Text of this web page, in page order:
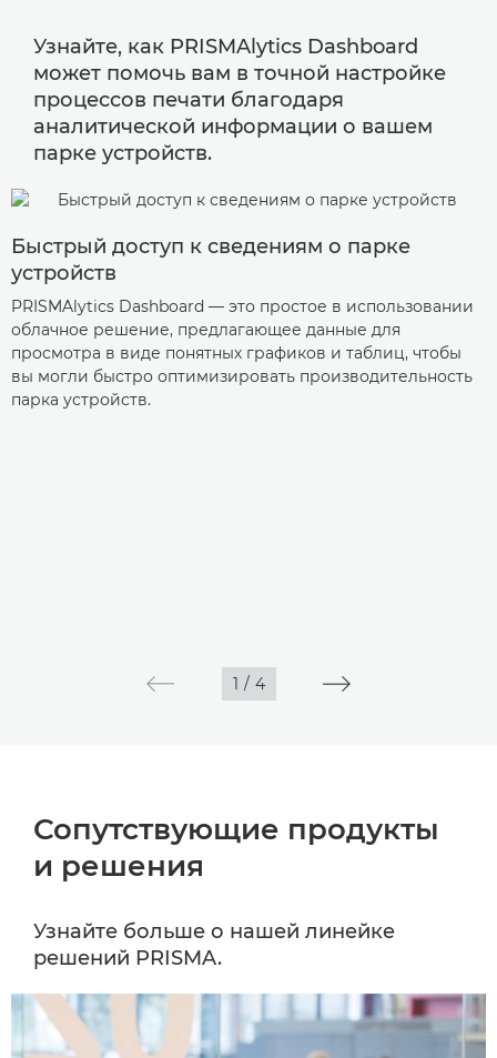
Узнайте, как PRISMAlytics Dashboard
может помочь вам в точной настройке
процессов печати благодаря
аналитической информации о вашем
парке устройств.
Быстрый доступ к сведениям о парке
устройств
PRISMAlytics Dashboard — это простое в использовании
облачное решение, предлагающее данные для
просмотра в виде понятных графиков и таблиц, чтобы
вы могли быстро оптимизировать производительность
парка устройств.
1 / 4
Сопутствующие продукты
и решения
Узнайте больше о нашей линейке
решений PRISMA.